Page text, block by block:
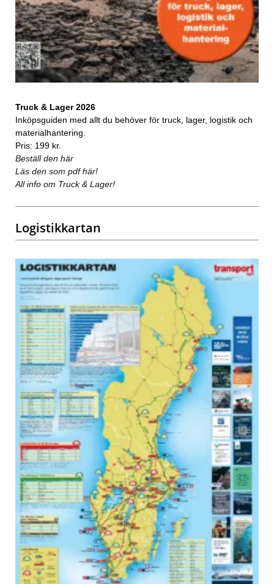
Truck & Lager 2026
Inköpsguiden med allt du behöver för truck, lager, logistik och
materialhantering.
Pris: 199 kr.
Beställ den här
Läs den som pdf här!
All info om Truck & Lager!
Logistikkartan